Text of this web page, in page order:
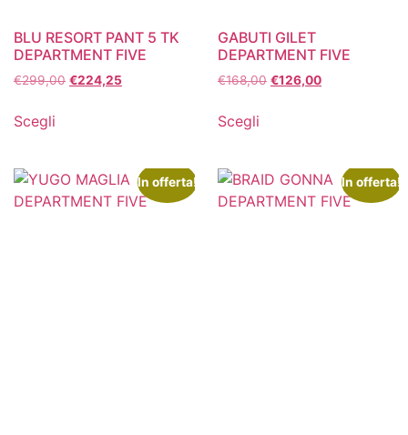
BLU RESORT PANT 5 TK
DEPARTMENT FIVE
€299,00 €224,25
Scegli
GABUTI GILET
DEPARTMENT FIVE
€168,00 €126,00
Scegli
In offerta! In offerta!